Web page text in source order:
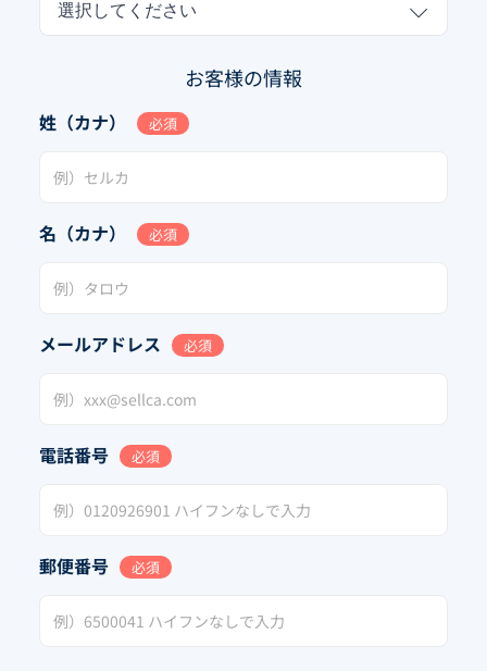
選択してください
お客様の情報
姓（カナ） 必須
名（カナ） 必須
メールアドレス 必須
電話番号 必須
郵便番号 必須